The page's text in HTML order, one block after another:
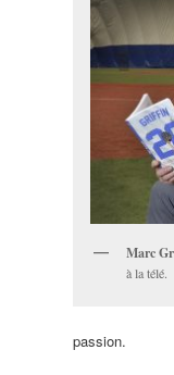
Marc
à la télé.
passion.